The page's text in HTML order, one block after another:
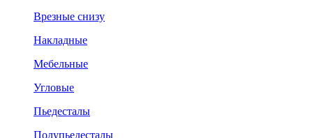
Врезные снизу
Накладные
Мебельные
Угловые
Пьедесталы
Полупьедесталы